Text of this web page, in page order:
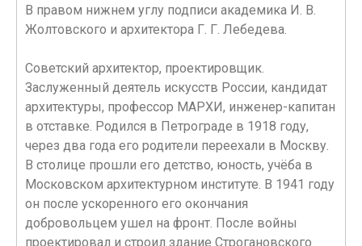
В правом нижнем углу подписи академика И. В.
Жолтовского и архитектора Г. Г. Лебедева.
Советский архитектор, проектировщик.
Заслуженный деятель искусств России, кандидат
архитектуры, профессор МАРХИ, инженер-капитан
в отставке. Родился в Петрограде в 1918 году,
через два года его родители переехали в Москву.
В столице прошли его детство, юность, учёба в
Московском архитектурном институте. В 1941 году
он после ускоренного его окончания
добровольцем ушeл на фронт. После войны
проектировал и строил здание Строгановского